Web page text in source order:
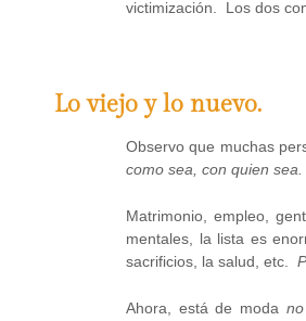
victimización. Los dos
Lo viejo y lo nuevo.
Observo que muchas
como sea, con quien sea.
Matrimonio, empleo,
mentales, la lista es
sacrificios, la salud, etc.
Ahora, está de moda